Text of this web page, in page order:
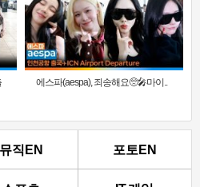
에스파(aespa), 죄송해요🥺🎤마이..
뮤직EN 포토EN